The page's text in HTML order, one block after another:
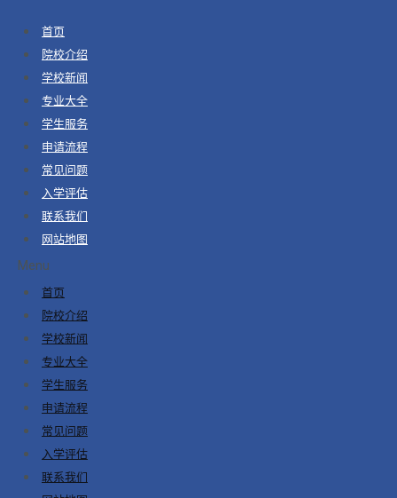
首页
院校介绍
学校新闻
专业大全
学生服务
申请流程
常见问题
入学评估
联系我们
网站地图
Menu
首页
院校介绍
学校新闻
专业大全
学生服务
申请流程
常见问题
入学评估
联系我们